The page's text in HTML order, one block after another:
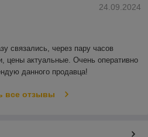
24.09.2024
связались, через пару часов
цены актуальные. Очень оперативно
данного продавца!
все отзывы